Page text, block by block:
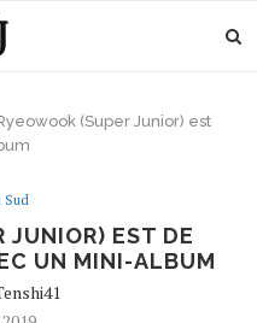
(Super Junior) est
Sud
JUNIOR) EST DE
UN MINI-ALBUM